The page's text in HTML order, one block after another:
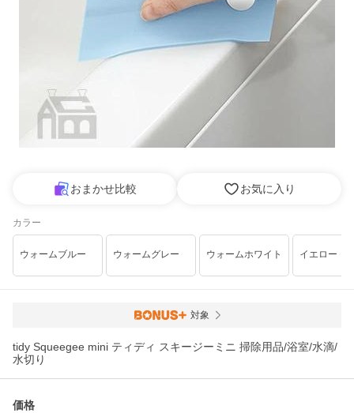
おまかせ比較 お気に入り
カラー
ウォームブルー ウォームグレー ウォームホワイト イエロー
対象
tidy Squeegee mini ティディ スキージーミニ 掃除用品/浴室/水滴/
水切り
価格